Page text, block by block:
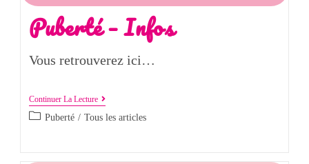
Puberté – Infos
Vous retrouverez ici…
Continuer La Lecture
Puberté / Tous les articles